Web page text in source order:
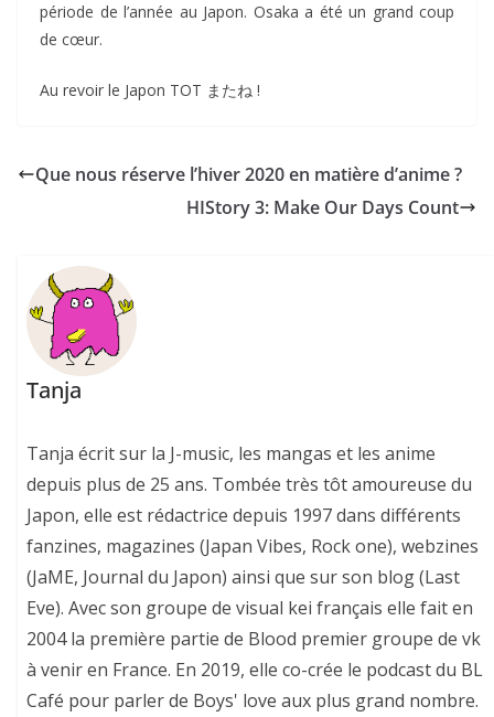
période de l’année au Japon. Osaka a été un grand coup
de cœur.
Au revoir le Japon TOT またね !
Que nous réserve l’hiver 2020 en matière d’anime ?
HIStory 3: Make Our Days Count
Tanja
Tanja écrit sur la J-music, les mangas et les anime
depuis plus de 25 ans. Tombée très tôt amoureuse du
Japon, elle est rédactrice depuis 1997 dans différents
fanzines, magazines (Japan Vibes, Rock one), webzines
(JaME, Journal du Japon) ainsi que sur son blog (Last
Eve). Avec son groupe de visual kei français elle fait en
2004 la première partie de Blood premier groupe de vk
à venir en France. En 2019, elle co-crée le podcast du BL
Café pour parler de Boys' love aux plus grand nombre.